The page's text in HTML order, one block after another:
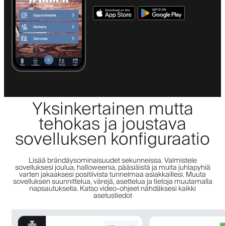
Yksinkertainen mutta
tehokas ja joustava
sovelluksen konfiguraatio
Lisää brändäysominaisuudet sekunneissa. Valmistele
sovelluksesi joulua, halloweenia, pääsiäistä ja muita juhlapyhiä
varten jakaaksesi positiivista tunnelmaa asiakkaillesi. Muuta
sovelluksen suunnittelua, värejä, asettelua ja tietoja muutamalla
napsautuksella. Katso video-ohjeet nähdäksesi kaikki
asetustiedot